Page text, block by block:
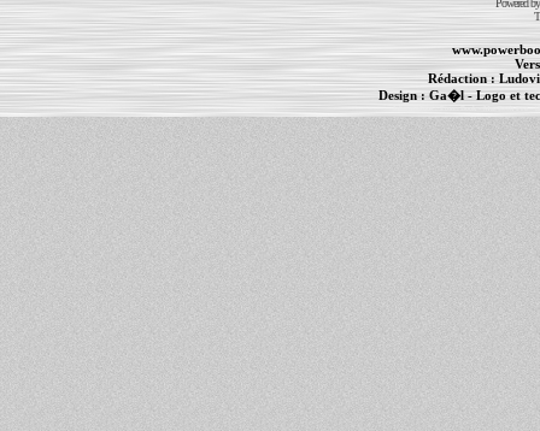
Powered
Rédaction :
Design :Ga�l- Logo et
PowerBook MacBook Pro